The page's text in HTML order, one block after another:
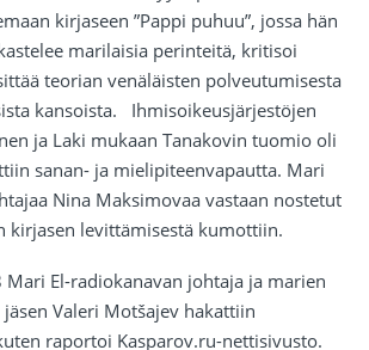
kirjaseen ”Pappi puhuu”, jossa hän
marilaisia perinteitä, kritisoi
teorian venäläisten polveutumisesta
kansoista. Ihmisoikeusjärjestöjen
ja Laki mukaan Tanakovin tuomio oli
sanan- ja mielipiteenvapautta. Mari
Nina Maksimovaa vastaan nostetut
kirjasen levittämisestä kumottiin.
El-radiokanavan johtaja ja marien
Valeri Motšajev hakattiin
raportoi Kasparov.ru-nettisivusto.